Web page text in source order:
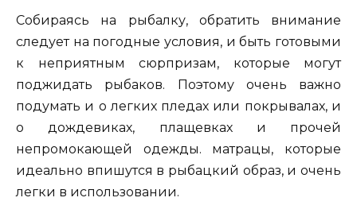
Собираясь на рыбалку, обратить внимание
следует на погодные условия, и быть готовыми
к неприятным сюрпризам, которые могут
поджидать рыбаков. Поэтому очень важно
подумать и о легких пледах или покрывалах, и
о дождевиках, плащевках и прочей
непромокающей одежды. матрацы, которые
идеально впишутся в рыбацкий образ, и очень
легки в использовании.